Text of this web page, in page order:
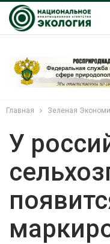
Главная Зеленая
У